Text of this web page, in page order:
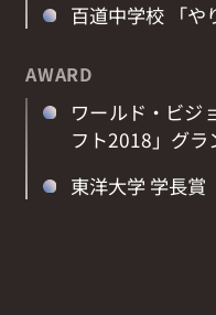
百道中学校 「や
AWARD
ワールド・ビジ
フト2018」グラ
東洋大学 学長賞